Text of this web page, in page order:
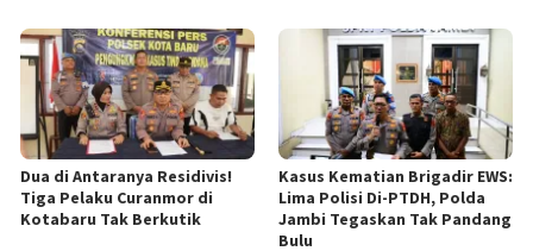
Dua di Antaranya Residivis!
Tiga Pelaku Curanmor di
Kotabaru Tak Berkutik
Kasus Kematian Brigadir EWS:
Lima Polisi Di-PTDH, Polda
Jambi Tegaskan Tak Pandang
Bulu